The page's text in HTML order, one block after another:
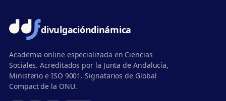
divulgacióndinámica
Academia online especializada en Ciencias
Sociales. Acreditados por la Junta de Andalucía,
Ministerio e ISO 9001. Signatarios de Global
Compact de la ONU.